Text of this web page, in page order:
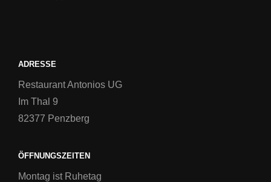
ADRESSE
Restaurant Antonios UG
Im Thal 9
82377 Penzberg
ÖFFNUNGSZEITEN
Montag ist Ruhetag